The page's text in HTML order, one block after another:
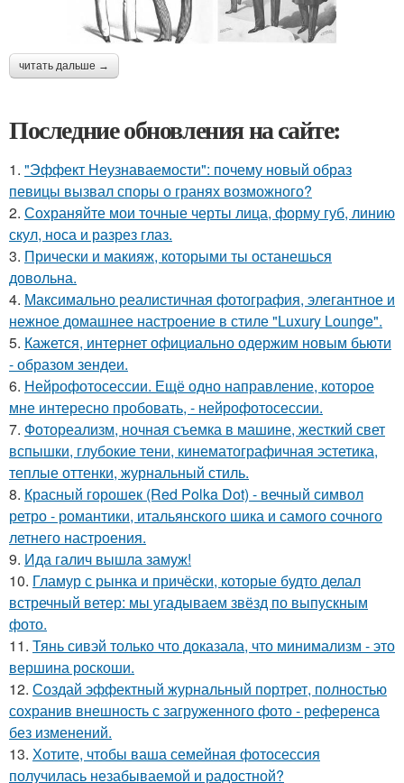
читать дальше →
Последние обновления на сайте:
1. "Эффект Неузнаваемости": почему новый образ
певицы вызвал споры о гранях возможного?
2. Сохраняйте мои точные черты лица, форму губ, линию
скул, носа и разрез глаз.
3. Прически и макияж, которыми ты останешься
довольна.
4. Максимально реалистичная фотография, элегантное и
нежное домашнее настроение в стиле "Luxury Lounge".
5. Кажется, интернет официально одержим новым бьюти
- образом зендеи.
6. Нейрофотосессии. Ещё одно направление, которое
мне интересно пробовать, - нейрофотосессии.
7. Фотореализм, ночная съемка в машине, жесткий свет
вспышки, глубокие тени, кинематографичная эстетика,
теплые оттенки, журнальный стиль.
8. Красный горошек (Red Polka Dot) - вечный символ
ретро - романтики, итальянского шика и самого сочного
летнего настроения.
9. Ида галич вышла замуж!
10. Гламур с рынка и причёски, которые будто делал
встречный ветер: мы угадываем звёзд по выпускным
фото.
11. Тянь сивэй только что доказала, что минимализм - это
вершина роскоши.
12. Создай эффектный журнальный портрет, полностью
сохранив внешность с загруженного фото - референса
без изменений.
13. Хотите, чтобы ваша семейная фотосессия
получилась незабываемой и радостной?